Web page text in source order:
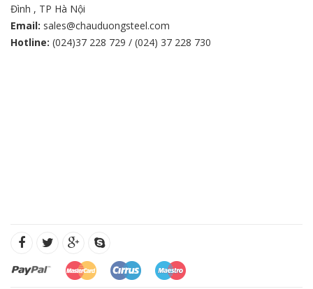
Đình , TP Hà Nội
Email: sales@chauduongsteel.com
Hotline: (024)37 228 729 / (024) 37 228 730